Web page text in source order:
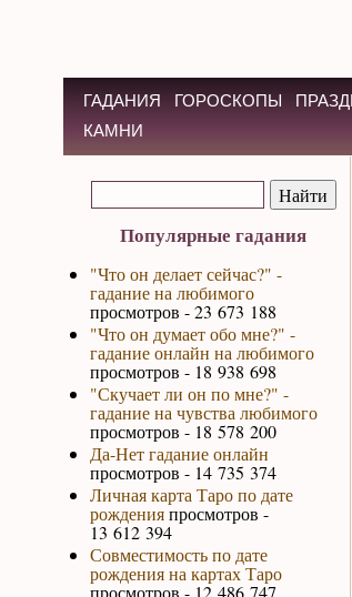
ГАДАНИЯ ГОРОСКОПЫ
КАМНИ
Популярные гадания
"Что он делает сейчас?" -
гадание на любимого
просмотров - 23 673 188
"Что он думает обо мне?" -
гадание онлайн на любимого
просмотров - 18 938 698
"Скучает ли он по мне?" -
гадание на чувства любимого
просмотров - 18 578 200
Да-Нет гадание онлайн
просмотров - 14 735 374
Личная карта Таро по дате
рожденияпросмотров -
13 612 394
Совместимость по дате
рождения на картах Таро
просмотров - 12 486 747